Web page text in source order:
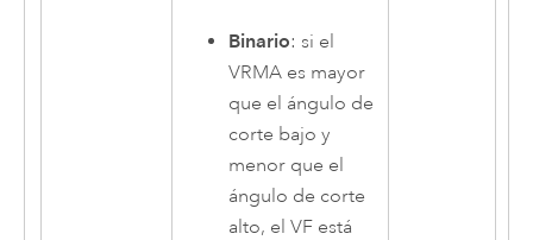
Binario: si el
VRMA es mayor
que el ángulo de
corte bajo y
menor que el
ángulo de corte
alto, el VF está